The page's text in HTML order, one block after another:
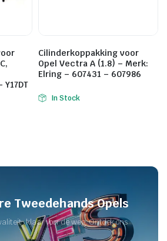
Cilinderkoppakking voor
Opel Vectra A (1.8) – Merk:
Elring – 607431 – 607986
In Stock
Tweedehands Opels
klaar voor de weg. Ontdek ons